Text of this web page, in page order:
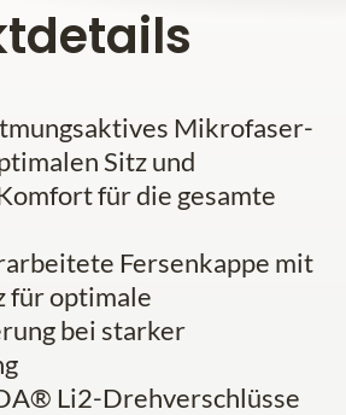
Mikrofaser-
Sitz und
für die gesamte
Fersenkappe mit
für optimale
bei starker
Li2-Drehverschlüsse